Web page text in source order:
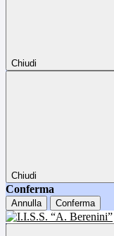
Chiudi
Chiudi
Conferma
Annulla Conferma